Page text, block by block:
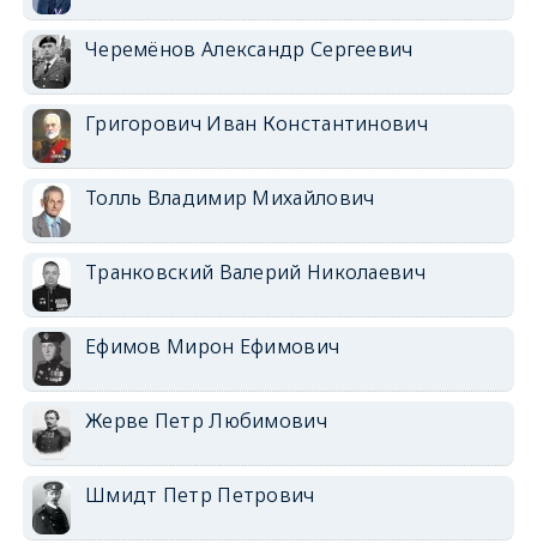
Черемёнов Александр Сергеевич
Григорович Иван Константинович
Толль Владимир Михайлович
Транковский Валерий Николаевич
Ефимов Мирон Ефимович
Жерве Петр Любимович
Шмидт Петр Петрович